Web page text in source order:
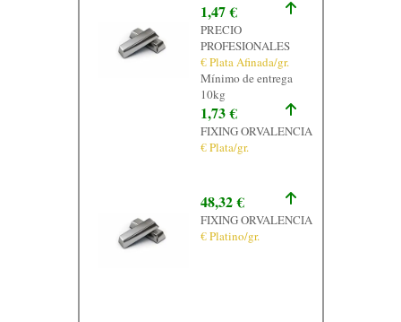
1,47 €
PRECIO
PROFESIONALES
€ Plata Afinada/gr.
Mínimo de entrega
10kg
1,73 €
FIXING ORVALENCIA
€ Plata/gr.
48,32 €
FIXING ORVALENCIA
€ Platino/gr.